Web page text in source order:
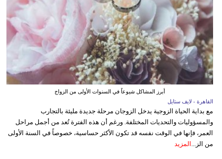
أبرز المشاكل شيوعاً في السنوات الأولى من الزواج
القاهرة - لايف ستايل
مع بداية الحياة الزوجية يدخل الزوجان مرحلة جديدة مليئة بالتجارب
والمسؤوليات والتحديات المختلفة. ورغم أن هذه الفترة تُعد من أجمل مراحل
العمر، فإنها في الوقت نفسه قد تكون الأكثر حساسية، خصوصاً في السنة الأولى
من الز...
المزيد